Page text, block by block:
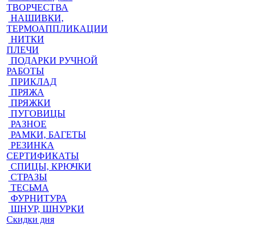
ТВОРЧЕСТВА
НАШИВКИ,
ТЕРМОАППЛИКАЦИИ
НИТКИ
ПЛЕЧИ
ПОДАРКИ РУЧНОЙ
РАБОТЫ
ПРИКЛАД
ПРЯЖА
ПРЯЖКИ
ПУГОВИЦЫ
РАЗНОЕ
РАМКИ, БАГЕТЫ
РЕЗИНКА
СЕРТИФИКАТЫ
СПИЦЫ, КРЮЧКИ
СТРАЗЫ
ТЕСЬМА
ФУРНИТУРА
ШНУР, ШНУРКИ
Скидки дня